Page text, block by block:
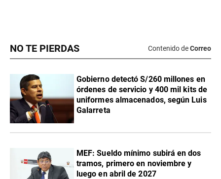
NO TE PIERDAS Contenido deCorreo
Gobierno detectó S/260 millones en
órdenes de servicio y 400 mil kits de
uniformes almacenados, según Luis
Galarreta
MEF: Sueldo mínimo subirá en dos
tramos, primero en noviembre y
luego en abril de 2027